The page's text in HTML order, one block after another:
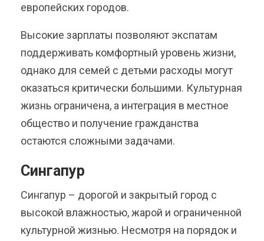
европейских городов.
Высокие зарплаты позволяют экспатам
поддерживать комфортный уровень жизни,
однако для семей с детьми расходы могут
оказаться критически большими. Культурная
жизнь ограничена, а интеграция в местное
общество и получение гражданства
остаются сложными задачами.
Сингапур
Сингапур – дорогой и закрытый город с
высокой влажностью, жарой и ограниченной
культурной жизнью. Несмотря на порядок и